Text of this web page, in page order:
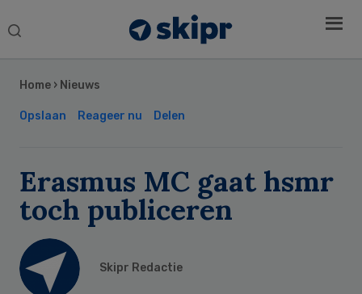
Search
Home › Nieuws
Opslaan Reageer nu Delen
Erasmus MC gaat hsmr
toch publiceren
Skipr Redactie
Sidebar